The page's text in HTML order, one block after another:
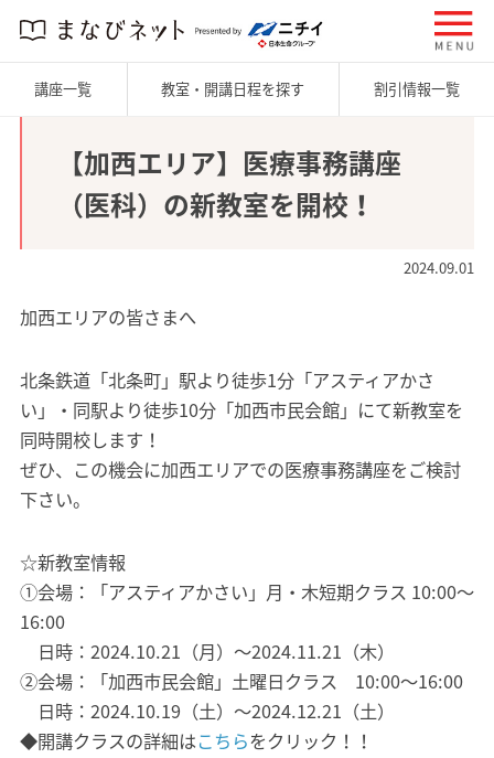
講座一覧 教室・開講日程を探す 割引情報一覧
【加西エリア】医療事務講座
（医科）の新教室を開校！
2024.09.01
加西エリアの皆さまへ
北条鉄道「北条町」駅より徒歩1分「アスティアかさ
い」・同駅より徒歩10分「加西市民会館」にて新教室を
同時開校します！
ぜひ、この機会に加西エリアでの医療事務講座をご検討
下さい。
☆新教室情報
①会場：「アスティアかさい」月・木短期クラス 10:00～
16:00
日時：2024.10.21（月）～2024.11.21（木）
②会場：「加西市民会館」土曜日クラス 10:00～16:00
日時：2024.10.19（土）～2024.12.21（土）
◆開講クラスの詳細はこちらをクリック！！